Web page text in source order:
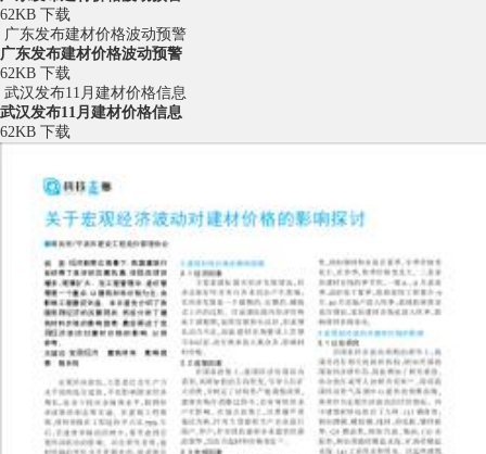
62KB 下载
广东发布建材价格波动预警
广东发布建材价格波动预警
62KB 下载
武汉发布11月建材价格信息
武汉发布11月建材价格信息
62KB 下载